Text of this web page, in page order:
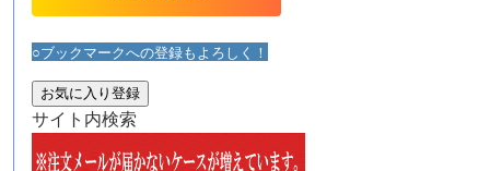
○ブックマークへの登録もよろしく！
お気に入り登録
サイト内検索